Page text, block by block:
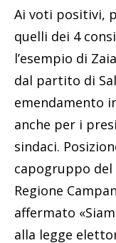
Ai voti positivi,
quelli dei 4
l’esempio di
dal partito di
emendamento
anche per i
sindaci.
capogruppo
Regione
affermato
alla legge